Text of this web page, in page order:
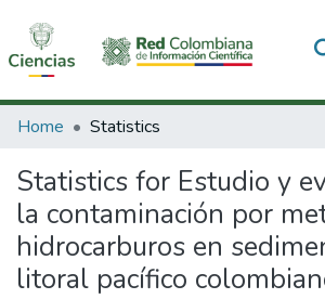
Communities & Collections
All of DSpace
Home Statistics
Statistics for Estudio y
la contaminación por
hidrocarburos en
litoral pacífico